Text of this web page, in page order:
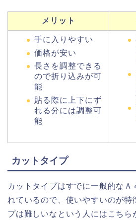
メリット
手に入りやすい
価格が安い
長さを調整できる
ので折り込みが可
能
貼る際に上下にず
れる分には調整可
能
カットタイプ
カットタイプはすでに一般的なＡ
れているので、使いやすいのが特
プは難しいなという人にはこちら